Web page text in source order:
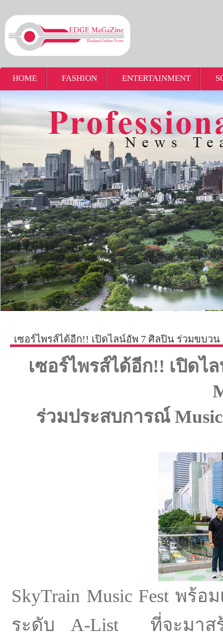
HOME FASHION ENTERTAINMENT
เซอร์ไพรส์ได้อีก!! เปิดไลน์อัพ 7 ศิลปิน ร่วมขบวน
เซอร์ไพรส์ได้อีก!! เปิดไ
ร่วมประสบการณ์
SkyTrain Music Fest พร้
ระดับ A-List ที่จะมาสร้